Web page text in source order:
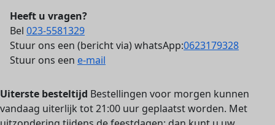
Heeft u vragen?
Bel 023-5581329
Stuur ons een (bericht via) whatsApp:0623179328
Stuur ons een e-mail
Uiterste besteltijd Bestellingen voor morgen kunnen
vandaag uiterlijk tot 21:00 uur geplaatst worden. Met